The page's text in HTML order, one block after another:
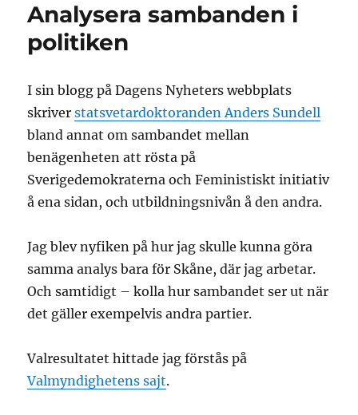
Analysera sambanden i
politiken
I sin blogg på Dagens Nyheters webbplats
skriverstatsvetardoktoranden Anders Sundell
bland annat om sambandet mellan
benägenheten att rösta på
Sverigedemokraterna och Feministiskt initiativ
å ena sidan, och utbildningsnivån å den andra.
Jag blev nyfiken på hur jag skulle kunna göra
samma analys bara för Skåne, där jag arbetar.
Och samtidigt – kolla hur sambandet ser ut när
det gäller exempelvis andra partier.
Valresultatet hittade jag förstås på
Valmyndighetens sajt.